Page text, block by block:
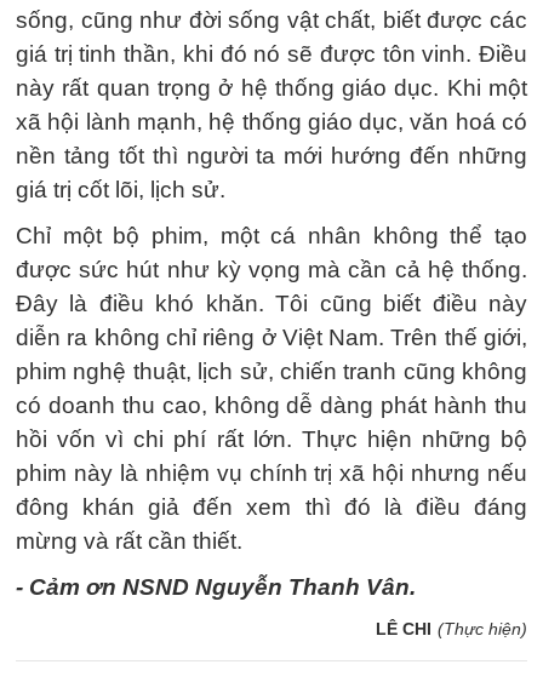
sống, cũng như đời sống vật chất, biết được các
giá trị tinh thần, khi đó nó sẽ được tôn vinh. Điều
này rất quan trọng ở hệ thống giáo dục. Khi một
xã hội lành mạnh, hệ thống giáo dục, văn hoá có
nền tảng tốt thì người ta mới hướng đến những
giá trị cốt lõi, lịch sử.
Chỉ một bộ phim, một cá nhân không thể tạo
được sức hút như kỳ vọng mà cần cả hệ thống.
Đây là điều khó khăn. Tôi cũng biết điều này
diễn ra không chỉ riêng ở Việt Nam. Trên thế giới,
phim nghệ thuật, lịch sử, chiến tranh cũng không
có doanh thu cao, không dễ dàng phát hành thu
hồi vốn vì chi phí rất lớn. Thực hiện những bộ
phim này là nhiệm vụ chính trị xã hội nhưng nếu
đông khán giả đến xem thì đó là điều đáng
mừng và rất cần thiết.
- Cảm ơn NSND Nguyễn Thanh Vân.
LÊ CHI (Thực hiện)